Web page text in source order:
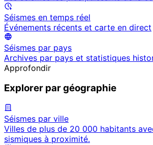
Séismes en temps réel
Événements récents et carte en direct
Séismes par pays
Archives par pays et statistiques
Approfondir
Explorer par géographie
Séismes par ville
Villes de plus de 20 000 habitants
sismiques à proximité.